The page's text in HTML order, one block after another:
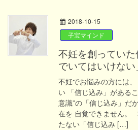
2018-10-15
子宝マインド
不妊を創っていた信じ込み②「自分
でいてはいけない
不妊でお悩みの方には
い 「信じ込み」がある
意識”の「信じ込み」だ
在を 自覚できません。
たない「信じ込み […]